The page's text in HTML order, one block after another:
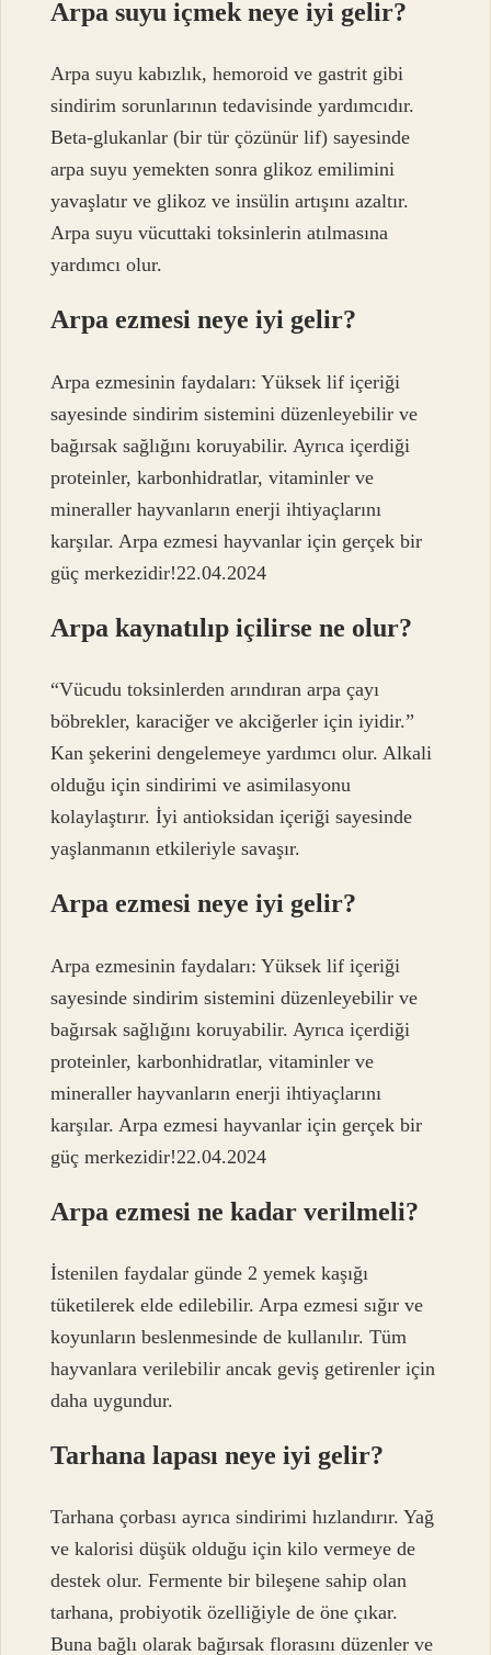
Arpa suyu içmek neye iyi gelir?
Arpa suyu kabızlık, hemoroid ve gastrit gibi
sindirim sorunlarının tedavisinde yardımcıdır.
Beta-glukanlar (bir tür çözünür lif) sayesinde
arpa suyu yemekten sonra glikoz emilimini
yavaşlatır ve glikoz ve insülin artışını azaltır.
Arpa suyu vücuttaki toksinlerin atılmasına
yardımcı olur.
Arpa ezmesi neye iyi gelir?
Arpa ezmesinin faydaları: Yüksek lif içeriği
sayesinde sindirim sistemini düzenleyebilir ve
bağırsak sağlığını koruyabilir. Ayrıca içerdiği
proteinler, karbonhidratlar, vitaminler ve
mineraller hayvanların enerji ihtiyaçlarını
karşılar. Arpa ezmesi hayvanlar için gerçek bir
güç merkezidir!22.04.2024
Arpa kaynatılıp içilirse ne olur?
“Vücudu toksinlerden arındıran arpa çayı
böbrekler, karaciğer ve akciğerler için iyidir.”
Kan şekerini dengelemeye yardımcı olur. Alkali
olduğu için sindirimi ve asimilasyonu
kolaylaştırır. İyi antioksidan içeriği sayesinde
yaşlanmanın etkileriyle savaşır.
Arpa ezmesi neye iyi gelir?
Arpa ezmesinin faydaları: Yüksek lif içeriği
sayesinde sindirim sistemini düzenleyebilir ve
bağırsak sağlığını koruyabilir. Ayrıca içerdiği
proteinler, karbonhidratlar, vitaminler ve
mineraller hayvanların enerji ihtiyaçlarını
karşılar. Arpa ezmesi hayvanlar için gerçek bir
güç merkezidir!22.04.2024
Arpa ezmesi ne kadar verilmeli?
İstenilen faydalar günde 2 yemek kaşığı
tüketilerek elde edilebilir. Arpa ezmesi sığır ve
koyunların beslenmesinde de kullanılır. Tüm
hayvanlara verilebilir ancak geviş getirenler için
daha uygundur.
Tarhana lapası neye iyi gelir?
Tarhana çorbası ayrıca sindirimi hızlandırır. Yağ
ve kalorisi düşük olduğu için kilo vermeye de
destek olur. Fermente bir bileşene sahip olan
tarhana, probiyotik özelliğiyle de öne çıkar.
Buna bağlı olarak bağırsak florasını düzenler ve